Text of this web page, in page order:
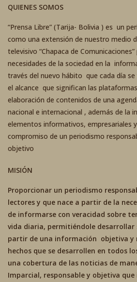
QUIENES SOMOS
“Prensa Libre” (Tarija- Bolivia ) es un
como una extensión de nuestro medio
televisivo “Chapaca de
necesidades de la sociedad en la
través del nuevo hábito que cada día
el alcance que significan las
elaboración de contenidos de una
nacional e internacional , además de la
elementos informativos, empresariales
compromiso de un periodismo
objetivo
MISIÓN
Proporcionar un periodismo
lectores y que nace a partir de la
de informarse con veracidad sobre
vida diaria, permitiéndole
partir de una información objetiva y
hechos que se desarrollen en todos
una cobertura de las noticias de
Imparcial, responsable y objetiva